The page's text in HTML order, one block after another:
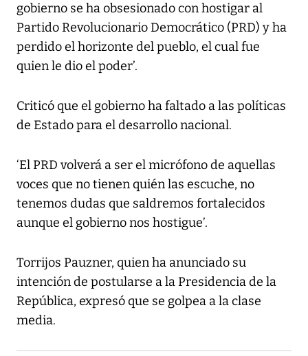
gobierno se ha obsesionado con hostigar al
Partido Revolucionario Democrático (PRD) y ha
perdido el horizonte del pueblo, el cual fue
quien le dio el poder’.
Criticó que el gobierno ha faltado a las políticas
de Estado para el desarrollo nacional.
‘El PRD volverá a ser el micrófono de aquellas
voces que no tienen quién las escuche, no
tenemos dudas que saldremos fortalecidos
aunque el gobierno nos hostigue’.
Torrijos Pauzner, quien ha anunciado su
intención de postularse a la Presidencia de la
República, expresó que se golpea a la clase
media.